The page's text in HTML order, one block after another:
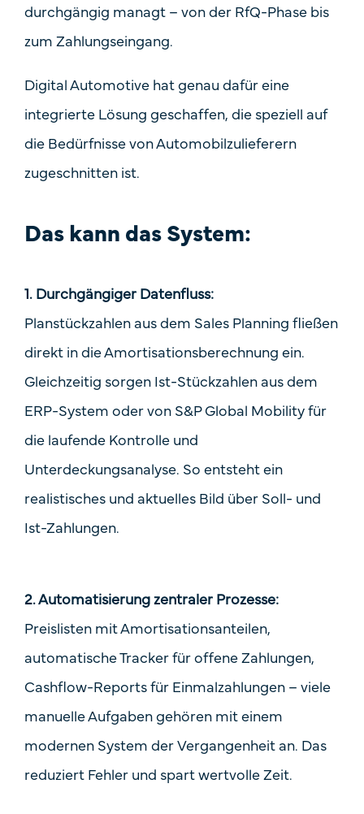
durchgängig managt – von der RfQ-Phase bis
zum Zahlungseingang.
Digital Automotive hat genau dafür eine
integrierte Lösung geschaffen, die speziell auf
die Bedürfnisse von Automobilzulieferern
zugeschnitten ist.
Das kann das System:
1. Durchgängiger Datenfluss:
Planstückzahlen aus dem Sales Planning fließen
direkt in die Amortisationsberechnung ein.
Gleichzeitig sorgen Ist-Stückzahlen aus dem
ERP-System oder von S&P Global Mobility für
die laufende Kontrolle und
Unterdeckungsanalyse. So entsteht ein
realistisches und aktuelles Bild über Soll- und
Ist-Zahlungen.
2. Automatisierung zentraler Prozesse:
Preislisten mit Amortisationsanteilen,
automatische Tracker für offene Zahlungen,
Cashflow-Reports für Einmalzahlungen – viele
manuelle Aufgaben gehören mit einem
modernen System der Vergangenheit an. Das
reduziert Fehler und spart wertvolle Zeit.